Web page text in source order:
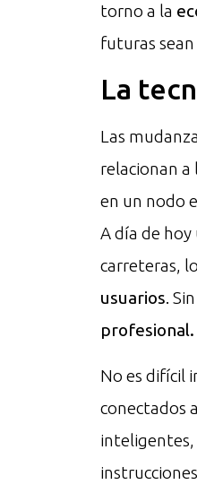
torno a la
futuras
La
Las
relacionan a
en un nodo
A día de
carreteras,
usuarios.
profesional.
No es difícil
conectados